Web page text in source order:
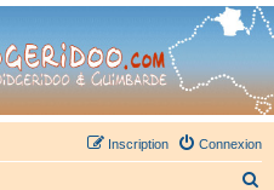
- retrouvez la communauté.
Connexion
Inscription